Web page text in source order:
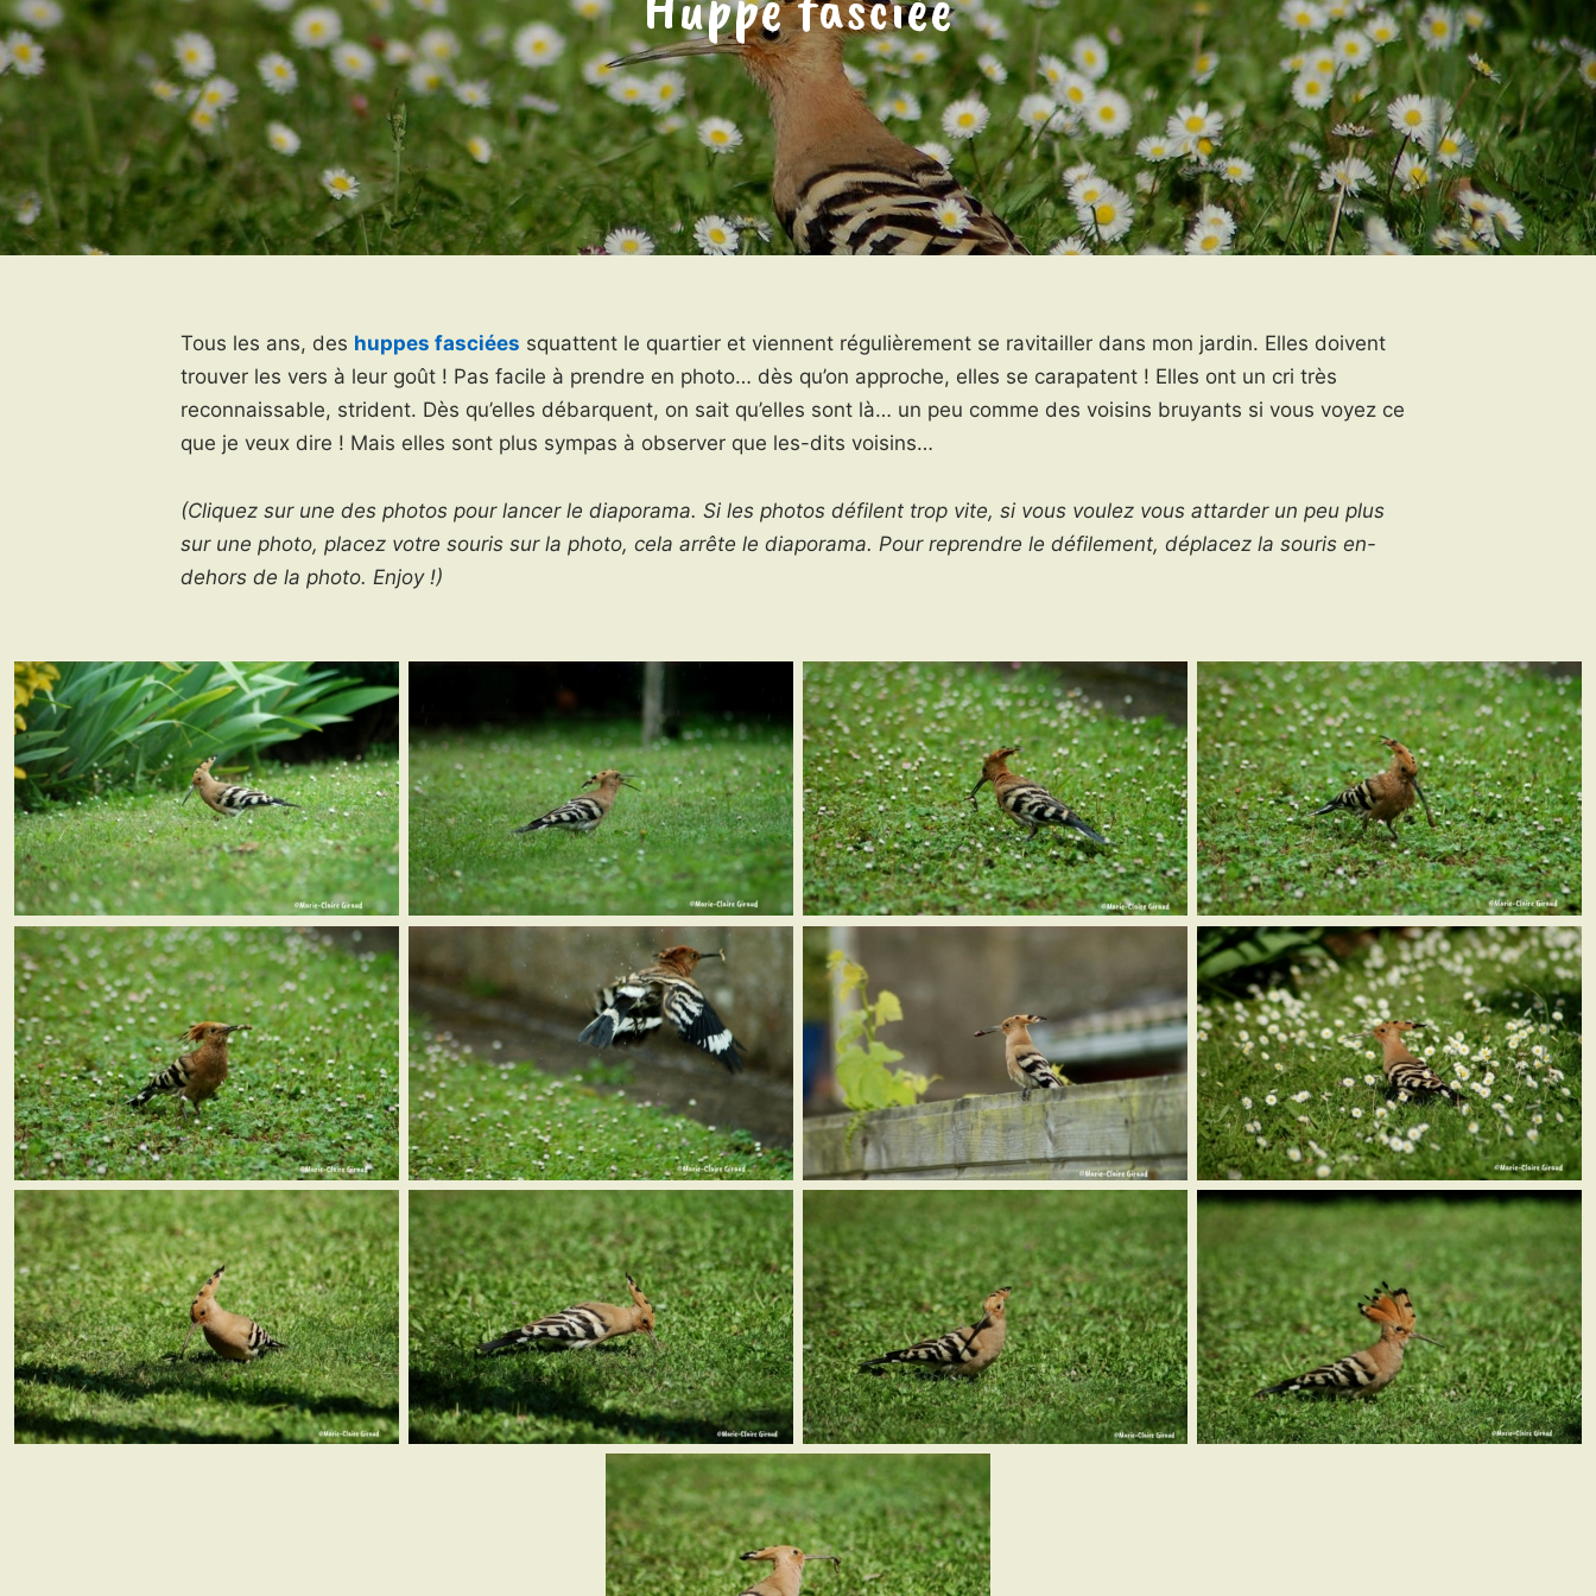
Tous les ans, des huppes fasciées squattent le quartier et viennent régulièrement se ravitailler dans mon jardin. Elles doivent
trouver les vers à leur goût ! Pas facile à prendre en photo… dès qu’on approche, elles se carapatent ! Elles ont un cri très
reconnaissable, strident. Dès qu’elles débarquent, on sait qu’elles sont là… un peu comme des voisins bruyants si vous voyez ce
que je veux dire ! Mais elles sont plus sympas à observer que les-dits voisins…
(Cliquez sur une des photos pour lancer le diaporama. Si les photos défilent trop vite, si vous voulez vous attarder un peu plus
sur une photo, placez votre souris sur la photo, cela arrête le diaporama. Pour reprendre le défilement, déplacez la souris en-
dehors de la photo. Enjoy !)